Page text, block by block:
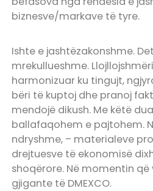
biznesve/markave të tyre.
Ishte e jashtëzakonshme.
mrekullueshme.
harmonizuar ku tingujt,
bëri të kuptoj dhe pranoj
mendojë dikush. Me këtë
ballafaqohem e pajtohem.
ndryshme, – materialeve
drejtuesve të ekonomisë
shoqërore. Në momentin
gjigante të DMEXCO.